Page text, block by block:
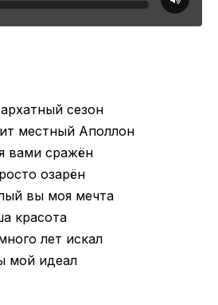
сезон
местный Аполлон
вами сражён
озарён
вы моя мечта
красота
лет искал
мой идеал